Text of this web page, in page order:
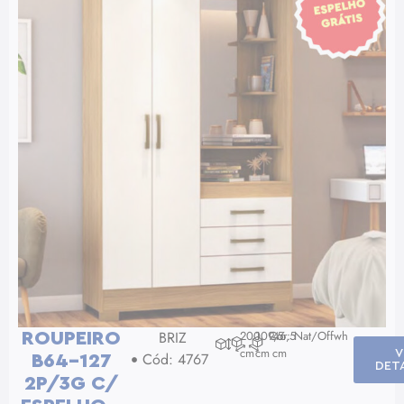
ROUPEIRO
B64-127
2P/3G C/
BRIZ
Cód: 4767
200
cm
109,5
cm
46,5
cm
Cor: Nat/Offwh